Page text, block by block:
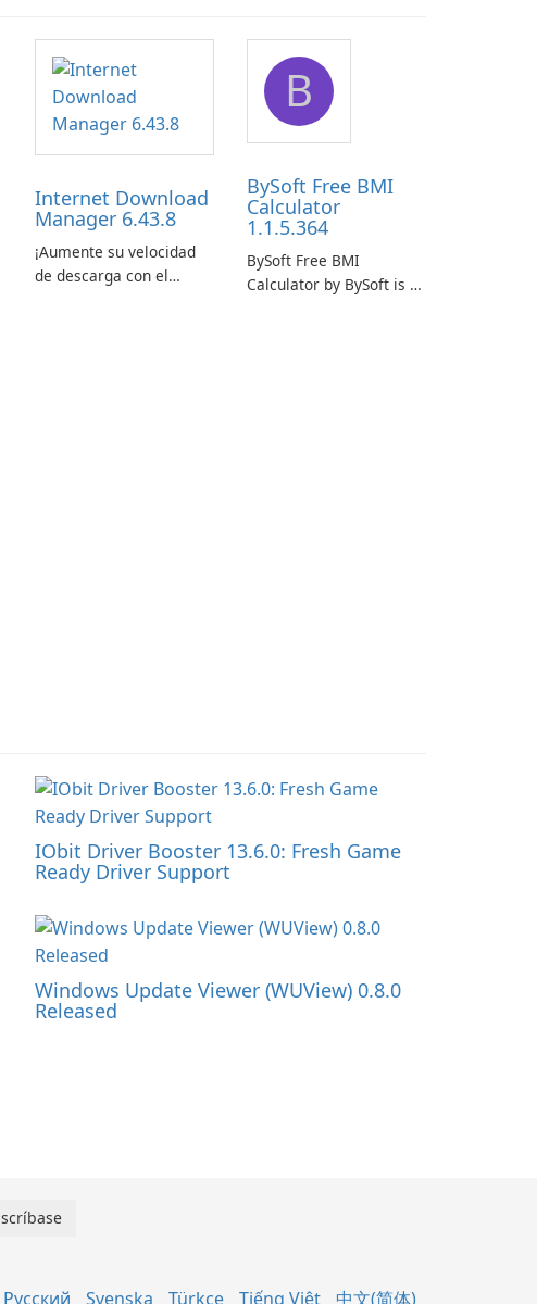
Internet Download
Manager 6.43.8
¡Aumente su velocidad
de descarga con el
B
BySoft Free BMI
Calculator
1.1.5.364
BySoft Free BMI
Calculator by BySoft is a
IObit Driver Booster 13.6.0: Fresh Game
Ready Driver Support
Windows Update Viewer (WUView) 0.8.0
Released
Русский Svenska Türkçe Tiếng Việt 中文(简体)